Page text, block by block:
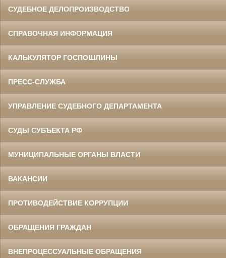
СУДЕБНОЕ ДЕЛОПРОИЗВОДСТВО
СПРАВОЧНАЯ ИНФОРМАЦИЯ
КАЛЬКУЛЯТОР ГОСПОШЛИНЫ
ПРЕСС-СЛУЖБА
УПРАВЛЕНИЕ СУДЕБНОГО ДЕПАРТАМЕНТА
СУДЫ СУБЪЕКТА РФ
МУНИЦИПАЛЬНЫЕ ОРГАНЫ ВЛАСТИ
ВАКАНСИИ
ПРОТИВОДЕЙСТВИЕ КОРРУПЦИИ
ОБРАЩЕНИЯ ГРАЖДАН
ВНЕПРОЦЕССУАЛЬНЫЕ ОБРАЩЕНИЯ